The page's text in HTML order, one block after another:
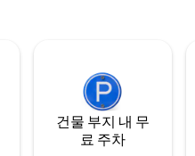
건물 부지 내 무
료 주차